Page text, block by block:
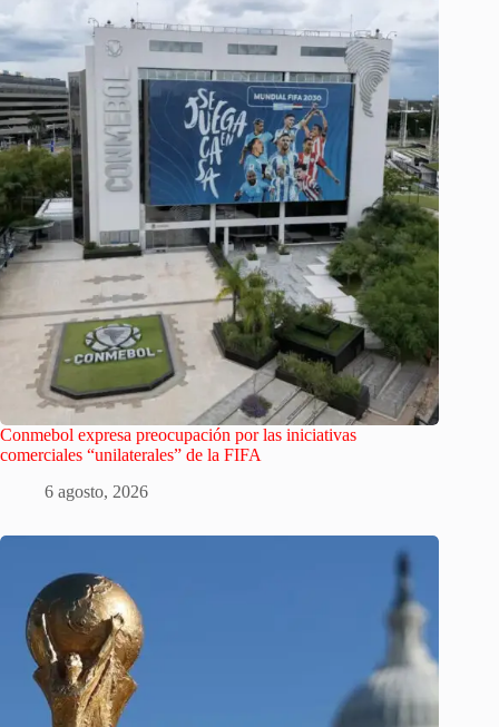
Conmebol expresa preocupación por las iniciativas
comerciales “unilaterales” de la FIFA
6 agosto, 2026